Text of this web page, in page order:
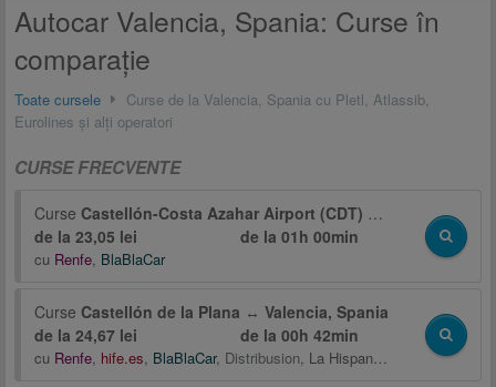
Autocar Valencia, Spania: Curse în
comparaţie
Toate cursele
Curse de la Valencia, Spania cu Pletl, Atlassib,
Eurolines și alți operatori
CURSE FRECVENTE
Curse Castellón-Costa Azahar Airport (CDT)
Valencia,
de la 23,05 lei
de la 01h 00min
cu Renfe, BlaBlaCar
Curse Castellón de la Plana ↔ Valencia, Spania
de la 24,67 lei
de la 00h 42min
cu Renfe, hife.es, BlaBlaCar, Distribusion, La Hispano de Fuentes-en-Segures, S.A. (HIFE)